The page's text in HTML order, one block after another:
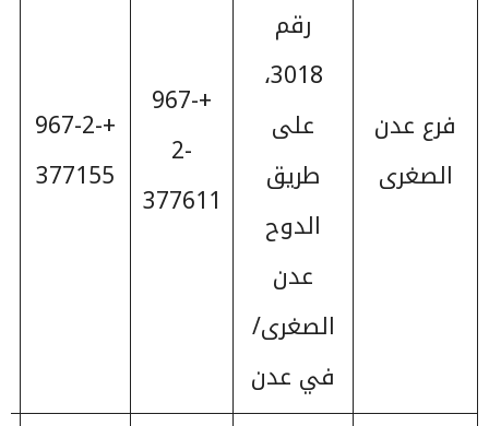
فرع عدن
الصغرى
رقم
3018،
على
طريق
الدوح
عدن
الصغرى/
في عدن
+967-
2-
377611
+967-2-
377155